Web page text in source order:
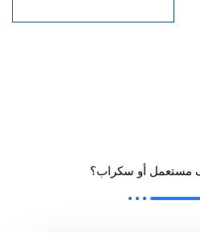
مستعمل أو سكراب؟